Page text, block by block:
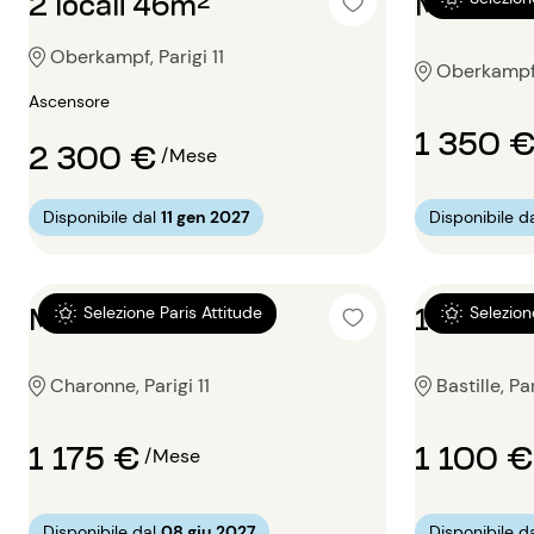
Oberkampf, Parigi 11
Ascensore
2 300 €/Mese
Disponibile dal 11 gen 2027
1 350 €
Disponibile
Selezione Paris Attitude
Monolocale 15m²
Charonne, Parigi 11
1 175 €/Mese
1 locale
Bastille,
1 100 €